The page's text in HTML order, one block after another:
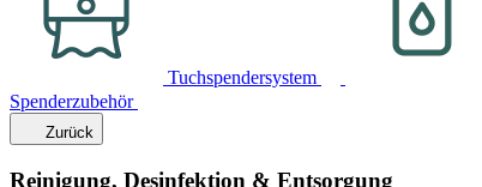
Tuchspendersystem
Spenderzubehör
Zurück
Reinigung, Desinfektion & Entsorgung